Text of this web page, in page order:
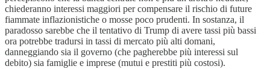
chiederanno interessi maggiori per compensare il rischio di future
fiammate inflazionistiche o mosse poco prudenti. In sostanza, il
paradosso sarebbe che il tentativo di Trump di avere tassi più bassi
ora potrebbe tradursi in tassi di mercato più alti domani,
danneggiando sia il governo (che pagherebbe più interessi sul
debito) sia famiglie e imprese (mutui e prestiti più costosi).